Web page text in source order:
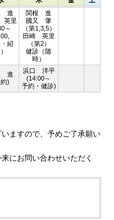
進
英里
～
紹
関根 進
國又 肇
（第1,3,5）
田崎 英里
（第2）
健診（随
時）
進
)
浜口 洋平
(14:00～
予約・健診)
ますので、予めご了承願い
にお問い合わせいただく